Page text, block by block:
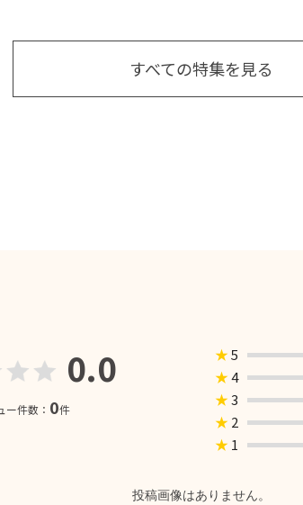
すべての特集を見る
0.0
ー件数： 0件
★5
★4
★3
★ 2
★ 1
投稿画像はありません。